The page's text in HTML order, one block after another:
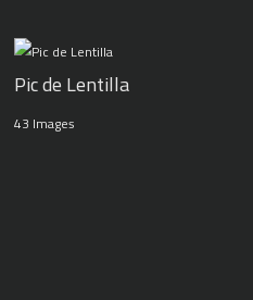
Pic de Lentilla
43 Images